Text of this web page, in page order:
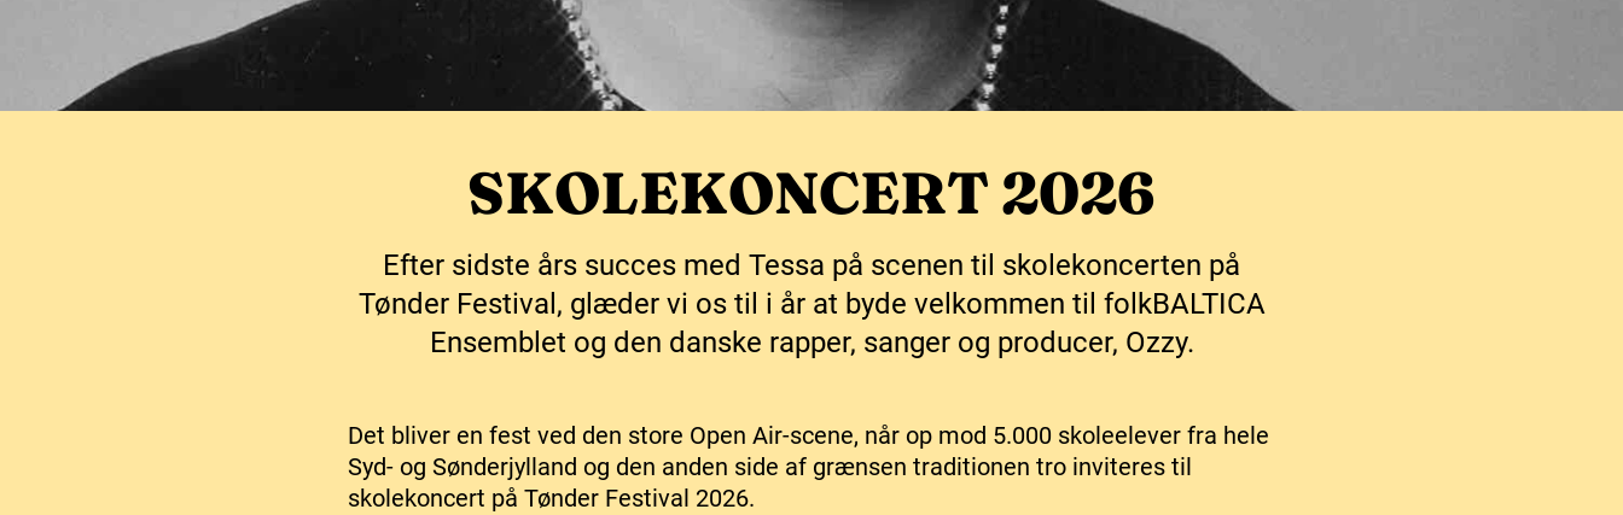
SKOLEKONCERT 2026
Efter sidste års succes med Tessa på scenen til skolekoncerten på
Tønder Festival, glæder vi os til i år at byde velkommen til folkBALTICA
Ensemblet og den danske rapper, sanger og producer, Ozzy.
Det bliver en fest ved den store Open Air-scene, når op mod 5.000 skoleelever fra hele
Syd- og Sønderjylland og den anden side af grænsen traditionen tro inviteres til
skolekoncert på Tønder Festival 2026.